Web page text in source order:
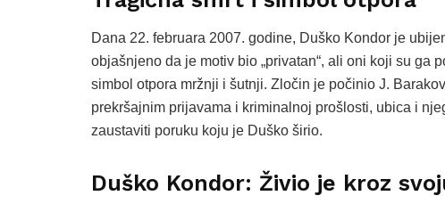
Dana 22. februara 2007. godine, Duško Kondor je
objašnjeno da je motiv bio „privatan“, ali oni koji su ga
simbol otpora mržnji i šutnji. Zločin je počinio J.
prekršajnim prijavama i kriminalnoj prošlosti, ubica i
zaustaviti poruku koju je Duško širio.
Duško Kondor: Živio je kroz